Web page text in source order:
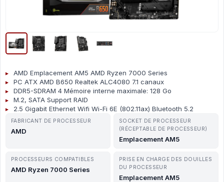
AMD Emplacement AM5 AMD Ryzen 7000 Series
PC ATX AMD B650 Realtek ALC4080 7.1 canaux
DDR5-SDRAM 4 Mémoire interne maximale: 128 Go
M.2, SATA Support RAID
2.5 Gigabit Ethernet Wifi Wi-Fi 6E (802.11ax) Bluetooth 5.2
FABRICANT DE PROCESSEUR
AMD
SOCKET DE PROCESSEUR
(RÉCEPTABLE DE PROCESSEUR)
Emplacement AM5
PROCESSEURS COMPATIBLES
AMD Ryzen 7000 Series
PRISE EN CHARGE DES DOUILLES
DU PROCESSEUR
Emplacement AM5